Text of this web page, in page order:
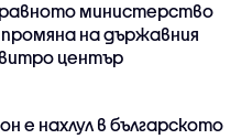
министерство
промяна на държавния
център
е нахлул в българското